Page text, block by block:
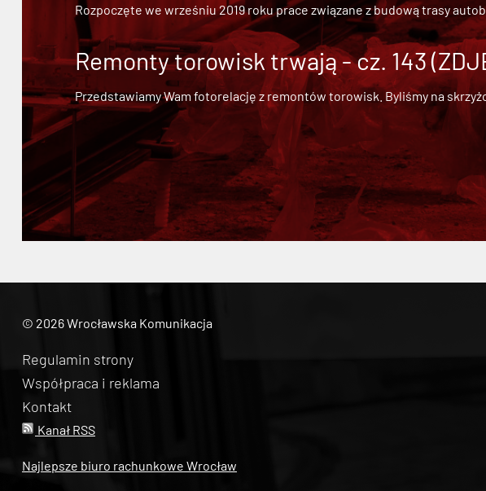
Rozpoczęte we wrześniu 2019 roku prace związane zbudową trasy
Remonty torowisk trwają - cz. 143
Przedstawiamy Wam fotorelację z remontów torowisk. Byliśmy na
© 2026 Wrocławska Komunikacja
Regulamin strony
Współpraca i reklama
Kontakt
Kanał RSS
Najlepsze biuro rachunkowe Wrocław